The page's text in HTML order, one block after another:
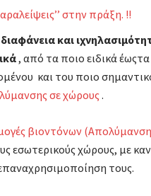
στην πράξη. !!
και
, από τα ποιο ειδικά
και του ποιο
σε χώρους .
βιοντόνων
εσωτερικούς χώρους, με
τους.